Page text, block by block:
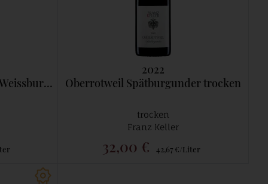
trocken
2022
Oberrotweil Spätburgunder trocken
trocken
Franz Keller
32,00 € 42,67 €/Liter